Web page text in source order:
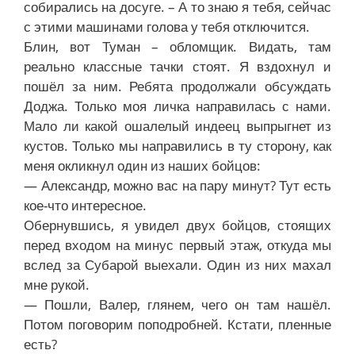
собирались на досуге. – А то знаю я тебя, сейчас
с этими машинами голова у тебя отключится.
Блин, вот Туман – обломщик. Видать, там
реально классные тачки стоят. Я вздохнул и
пошёл за ним. Ребята продолжали обсуждать
Доджа. Только моя личка направилась с нами.
Мало ли какой ошалелый индеец выпрыгнет из
кустов. Только мы направились в ту сторону, как
меня окликнул один из наших бойцов:
— Александр, можно вас на пару минут? Тут есть
кое-что интересное.
Обернувшись, я увидел двух бойцов, стоящих
перед входом на минус первый этаж, откуда мы
вслед за Субарой выехали. Один из них махал
мне рукой.
— Пошли, Валер, глянем, чего он там нашёл.
Потом поговорим поподробней. Кстати, пленные
есть?